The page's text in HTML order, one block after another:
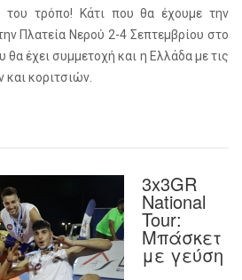
του τρόπο! Κάτι που θα έχουμε την
Πλατεία Νερού 2-4 Σεπτεμβρίου στο
θα έχει συμμετοχή και η Ελλάδα με τις
κοριτσιών.
3x3GR
National
Tour:
Μπάσκετ
με γεύση